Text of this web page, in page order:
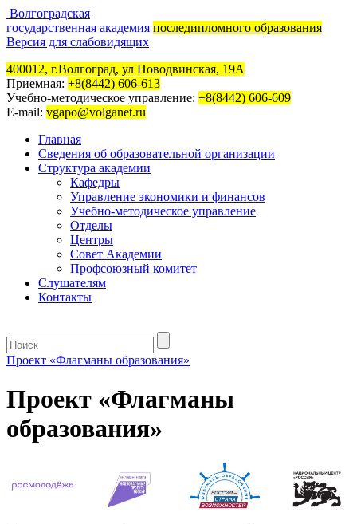
Волгоградская
государственная академия последипломного образования
Версия для слабовидящих
400012, г.Волгоград, ул Новодвинская, 19А
Приемная: +8(8442) 606-613
Учебно-методическое управление: +8(8442) 606-609
E-mail: vgapo@volganet.ru
Главная
Сведения об образовательной организации
Структура академии
Кафедры
Управление экономики и финансов
Учебно-методическое управление
Отделы
Центры
Совет Академии
Профсоюзный комитет
Слушателям
Контакты
Проект «Флагманы образования»
Проект «Флагманы
образования»